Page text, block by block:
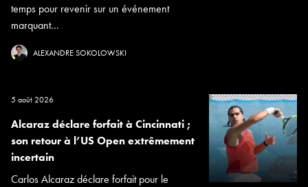
temps pour revenir sur un événement
marquant...
ALEXANDRE SOKOLOWSKI
5 août 2026
Alcaraz déclare forfait à Cincinnati ;
son retour à l’US Open extrêmement
incertain
Carlos Alcaraz déclare forfait pour le